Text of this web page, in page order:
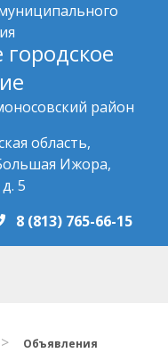
район
область,
Ижора,
5
8 (813) 765-66-15
Объявления